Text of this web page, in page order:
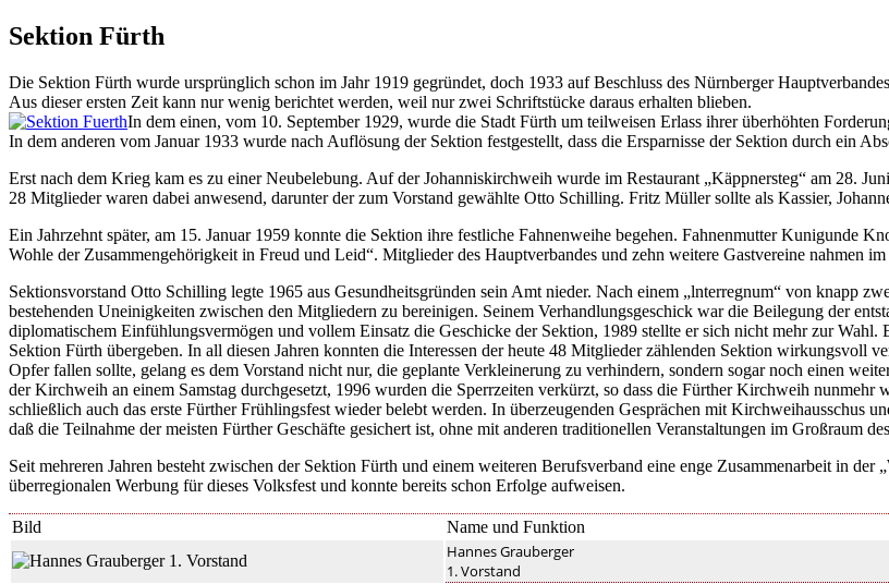
Sektion Fürth
Die Sektion Fürth wurde ursprünglich schon im Jahr 1919 gegründet, doch 1933 auf Beschluss des Nürnberger
Aus dieser ersten Zeit kann nur wenig berichtet werden, weil nur zwei Schriftstücke daraus erhalten blieben.
In dem einen, vom 10. September 1929, wurde die Stadt Fürth um teilweisen Erlass ihrer überhöhten
In dem anderen vom Januar 1933 wurde nach Auflösung der Sektion festgestellt, dass die Ersparnisse der Sektion durch ein
Erst nach dem Krieg kam es zu einer Neubelebung. Auf der Johanniskirchweih wurde im Restaurant „Käppnersteg“ am 28.
28 Mitglieder waren dabei anwesend, darunter der zum Vorstand gewählte Otto Schilling. Fritz Müller sollte als Kassier,
Ein Jahrzehnt später, am 15. Januar 1959 konnte die Sektion ihre festliche Fahnenweihe begehen. Fahnenmutter Kunigunde
Wohle der Zusammengehörigkeit in Freud und Leid“. Mitglieder des Hauptverbandes und zehn weitere Gastvereine nahmen
Sektionsvorstand Otto Schilling legte 1965 aus Gesundheitsgründen sein Amt nieder. Nach einem „lnterregnum“ von knapp
bestehenden Uneinigkeiten zwischen den Mitgliedern zu bereinigen. Seinem Verhandlungsgeschick war die Beilegung der
diplomatischem Einfühlungsvermögen und vollem Einsatz die Geschicke der Sektion, 1989 stellte er sich nicht mehr zur
Sektion Fürth übergeben. In all diesen Jahren konnten die Interessen der heute 48 Mitglieder zählenden Sektion wirkungsvoll
Opfer fallen sollte, gelang es dem Vorstand nicht nur, die geplante Verkleinerung zu verhindern, sondern sogar noch einen
der Kirchweih an einem Samstag durchgesetzt, 1996 wurden die Sperrzeiten verkürzt, so dass die Fürther Kirchweih
schließlich auch das erste Fürther Frühlingsfest wieder belebt werden. In überzeugenden Gesprächen mit Kirchweihausschus
daß die Teilnahme der meisten Fürther Geschäfte gesichert ist, ohne mit anderen traditionellen Veranstaltungen im Großraum
Seit mehreren Jahren besteht zwischen der Sektion Fürth und einem weiteren Berufsverband eine enge Zusammenarbeit in
überregionalen Werbung für dieses Volksfest und konnte bereits schon Erfolge aufweisen.
Bild Name und Funktion
Hannes Grauberger
1. Vorstand